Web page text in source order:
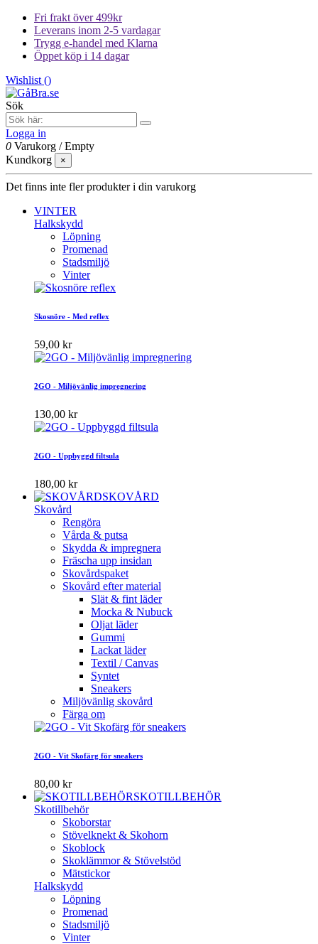
Fri frakt över 499kr
Leverans inom 2-5 vardagar
Trygg e-handel med Klarna
Öppet köp i 14 dagar
Wishlist ()
Sök
Logga in
0 Varukorg /Empty
Kundkorg
×
Det finns inte fler produkter i din varukorg
VINTER
Halkskydd
Löpning
Promenad
Stadsmiljö
Vinter
Skosnöre - Med reflex
59,00 kr
2GO - Miljövänlig impregnering
130,00 kr
2GO - Uppbyggd filtsula
180,00 kr
SKOVÅRD
Skovård
Rengöra
Vårda & putsa
Skydda & impregnera
Fräscha upp insidan
Skovårdspaket
Skovård efter material
Slät & fint läder
Mocka & Nubuck
Oljat läder
Gummi
Lackat läder
Textil / Canvas
Syntet
Sneakers
Miljövänlig skovård
Färga om
2GO - Vit Skofärg för sneakers
80,00 kr
SKOTILLBEHÖR
Skotillbehör
Skoborstar
Stövelknekt & Skohorn
Skoblock
Skoklämmor & Stövelstöd
Mätstickor
Halkskydd
Löpning
Promenad
Stadsmiljö
Vinter